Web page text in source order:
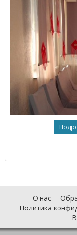
О нас
Политика